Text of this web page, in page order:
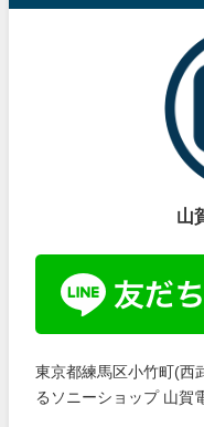
山
東京都練馬区小竹町(西
るソニーショップ 山賀